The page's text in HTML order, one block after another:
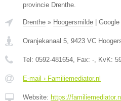
provincie Drenthe.
Drenthe » Hoogersmilde
Oranjekanaal 5, 9423 VC
Tel: 0592-481654, Fax: -, KvK:
E-mail › Familiemediator.nl
Website: https://